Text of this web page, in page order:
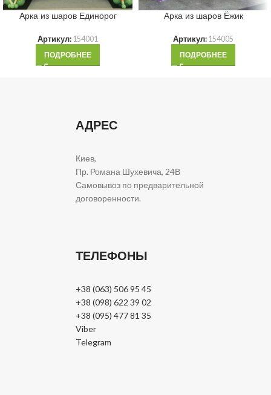
Арка из шаров Единорог
Артикул: 154001
ПОДРОБНЕЕ
Арка из шаров Ёжик
Артикул: 154005
ПОДРОБНЕЕ
АДРЕС
Киев,
Пр. Романа Шухевича, 24В
Самовывоз по предварительной
договоренности.
ТЕЛЕФОНЫ
+38 (063) 506 95 45
+38 (098) 622 39 02
+38 (095) 477 81 35
Viber
Telegram